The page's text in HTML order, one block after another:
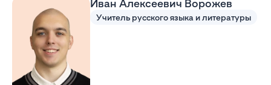
Иван Алексеевич Ворожев
Учитель русского языка и литературы